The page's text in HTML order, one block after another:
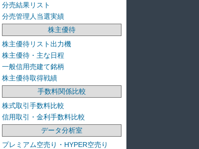
分売結果リスト
分売管理人当選実績
株主優待
株主優待リスト出力機
株主優待・主な日程
一般信用売建て銘柄
株主優待取得戦績
手数料関係比較
株式取引手数料比較
信用取引・金利手数料比較
データ分析室
プレミアム空売り・HYPER空売り